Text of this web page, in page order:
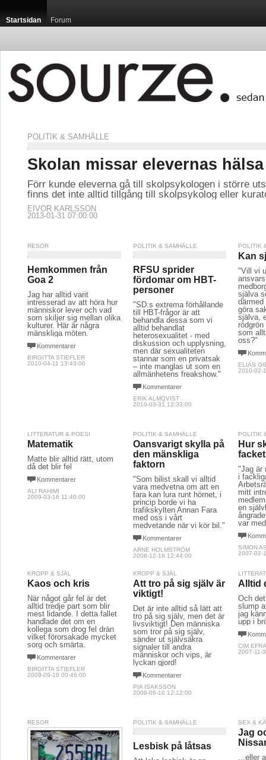
Startsidan Forum
POLITIK & SAMHÄLLE
Skolan missar elevernas hälsa
Förr kunde eleverna gå till skolpsykologen i större
finns det inte alltid tillgång till skolpsykolog eller
EIVOR KARLSSON
2013-01-31 07:00:00
RESOR
Hemkommen från
Goa 2
Jag har alltid varit
intresserad av att höra hur
människor lever och vad
som skiljer sig mellan olika
kulturer. Här är några
mänskliga möten.
Kommentarer
BIRGITTA STIEFLER
2010-04-11 13:43:00
POLITIK & SAMHÄLLE
RFSU sprider
fördomar om HBT-
personer
"SD:s extrema förhållande
till HBT-frågor är att
behandla dessa som vi
alltid behandlat
heterosexualitet - med
diskussion och upplysning,
men där sexualiteten
stannar som en privatsak
– inte manglas ut som en
allmänhetens freakshow."
Kommentarer
ERIK ALMQVIST
2010-03-31 12:33:00
POLITIK
Kan
"Vill vi
själva
göra
själva,
som
oss?"
ELIAS
2010-02-
LITTERATUR & POESI
Matematik
Matte blir alltid rätt, utom
då det blir fel
Kommentarer
ALI RAHIMI
2009-03-16 11:40:00
POLITIK & SAMHÄLLE
Oansvarigt skylla på
den mänskliga
faktorn
"Som bilist skall vi alltid
vara medvetna om att en
fara kan lura runt hörnet, i
princip borde vi ha
trafikskylten Annan Fara
med oss i vårt
medvetande när vi kör bil."
Kommentarer
ARNE HOLMSTRÖM
2008-12-16 12:44:00
POLITIK
Hur
"Jag är
i
mitt
en
var
SIMON
2007-02-
KROPP & SJÄL
Kaos och kris
När något går fel är det
alltid tredje part som blir
mest lidande. I detta fallet
handlade det om en
kollega som drog fel drän
vilket förorsakade mycket
sorg och smärta.
Kommentarer
BIRGITTA STIEFLER
2009-09-18 00:46:00
KROPP & SJÄL
Att tro på sig själv är
viktigt!
Det är inte alltid så lätt att
tro på sig själv, men det är
livsviktigt! Den människa
som tror på sig själv,
sänder ut självsäkra
signaler till andra
människor och vips, är
lyckan gjord!
Kommentarer
PIA ISAKSSON
2009-06-10 12:12:00
Alltid
Och
slump
jag
upp i
CIM
2007-11-
RESOR POLITIK & SAMHÄLLE
Lesbisk på låtsas
SEX &
Jag
...eller